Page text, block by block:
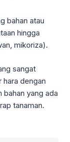
bahan atau
hingga
mikoriza).
sangat
hara dengan
bahan yang ada
tanaman.